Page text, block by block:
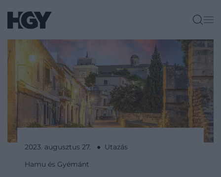
2023. augusztus 27. ● Utazás
Hamu és Gyémánt